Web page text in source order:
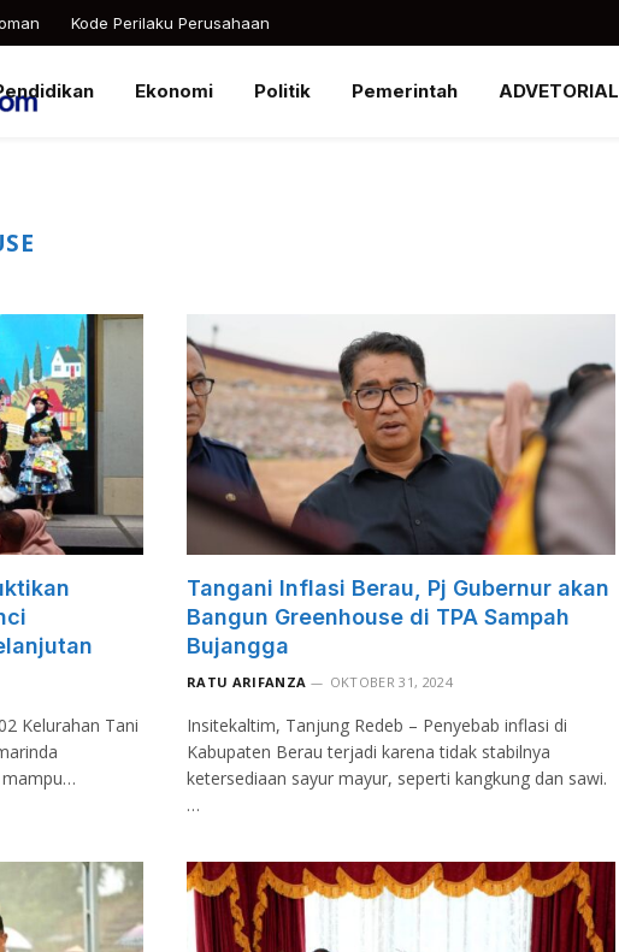
Kode Perilaku Perusahaan
Ekonomi Politik Pemerintah ADVETORIAL
Kelurahan Tani
Tangani Inflasi Berau, Pj Gubernur akan
Bangun Greenhouse di TPA Sampah
Bujangga
RATU ARIFANZA OKTOBER 31, 2024
Insitekaltim, Tanjung Redeb – Penyebab inflasi di
Kabupaten Berau terjadi karena tidak stabilnya
ketersediaan sayur mayur, seperti kangkung dan sawi.
…